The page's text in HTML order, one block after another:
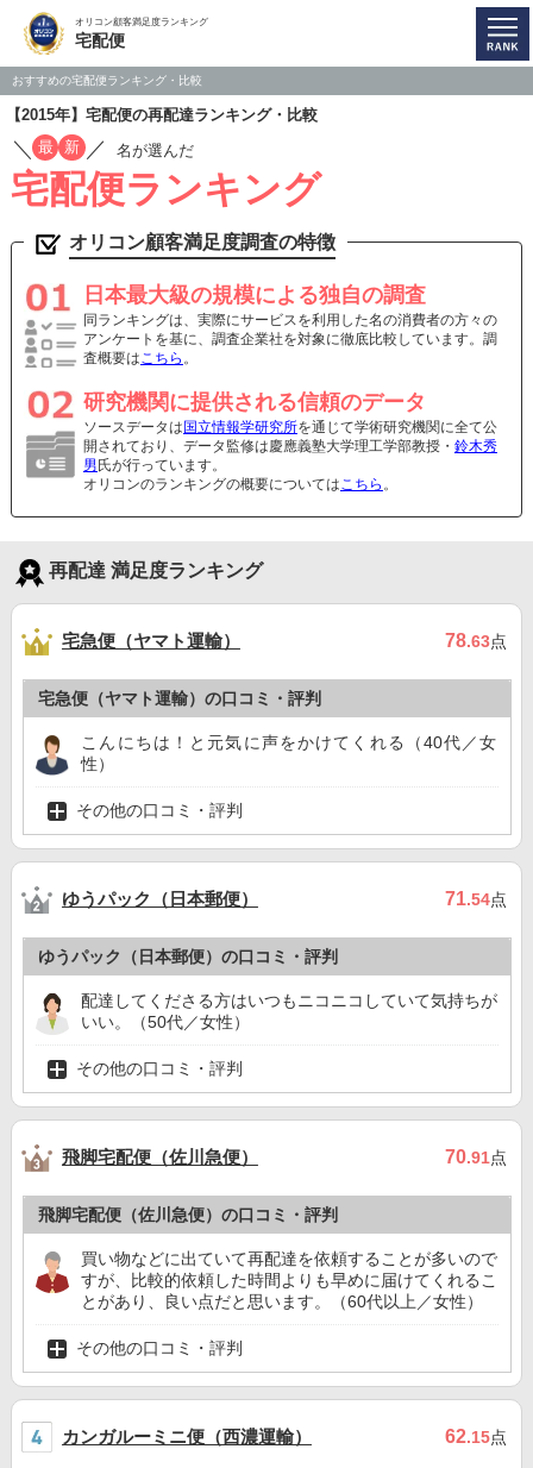
オリコン顧客満足度ランキング
宅配便
おすすめの宅配便ランキング・比較
【2015年】宅配便の再配達ランキング・比較
／ 最 新 ／ 名が選んだ
宅配便ランキング
オリコン顧客満足度調査の特徴
日本最大級の規模による独自の調査
同ランキングは、実際にサービスを利用した名の消費者の方々の
アンケートを基に、調査企業社を対象に徹底比較しています。調
査概要はこちら 。
研究機関に提供される信頼のデータ
ソースデータは 国立情報学研究所を通じて学術研究機関に全て公
開されており、データ監修は慶應義塾大学理工学部教授・ 鈴木秀
男 氏が行っています。
オリコンのランキングの概要についてはこちら 。
再配達 満足度ランキング
宅急便（ヤマト運輸） 78.63点
宅急便（ヤマト運輸）の口コミ・評判
こんにちは！と元気に声をかけてくれる（40代／女
性）
その他の口コミ・評判
ゆうパック（日本郵便） 71.54点
ゆうパック（日本郵便）の口コミ・評判
配達してくださる方はいつもニコニコしていて気持ちが
いい。（50代／女性）
その他の口コミ・評判
飛脚宅配便（佐川急便） 70.91点
飛脚宅配便（佐川急便）の口コミ・評判
買い物などに出ていて再配達を依頼することが多いので
すが、比較的依頼した時間よりも早めに届けてくれるこ
とがあり、良い点だと思います。（60代以上／女性）
その他の口コミ・評判
カンガルーミニ便（西濃運輸） 62.15点